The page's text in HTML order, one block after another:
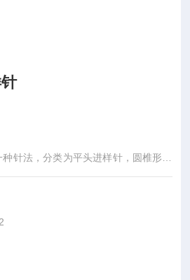
针法，分类为平头进样针，圆椎形针